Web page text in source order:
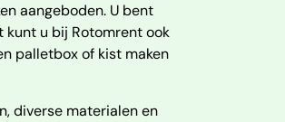
aangeboden. U bent
kunt u bij Rotomrent ook
palletbox of kist maken
diverse materialen en